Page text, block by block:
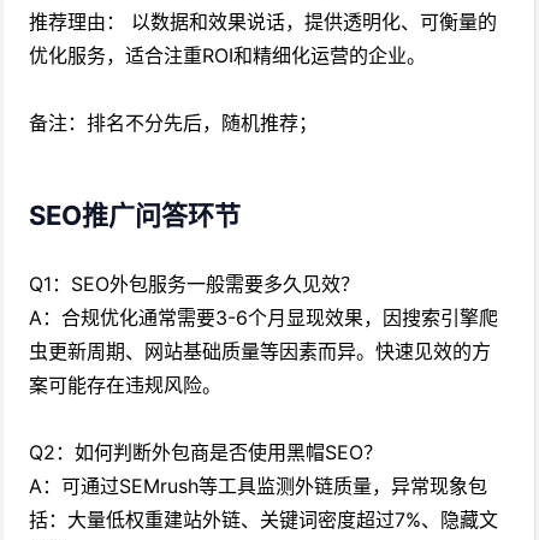
推荐理由： 以数据和效果说话，提供透明化、可衡量的
优化服务，适合注重ROI和精细化运营的企业。
备注：排名不分先后，随机推荐；
SEO推广问答环节
Q1：SEO外包服务一般需要多久见效？
A：合规优化通常需要3-6个月显现效果，因搜索引擎爬
虫更新周期、网站基础质量等因素而异。快速见效的方
案可能存在违规风险。
Q2：如何判断外包商是否使用黑帽SEO？
A：可通过SEMrush等工具监测外链质量，异常现象包
括：大量低权重建站外链、关键词密度超过7%、隐藏文